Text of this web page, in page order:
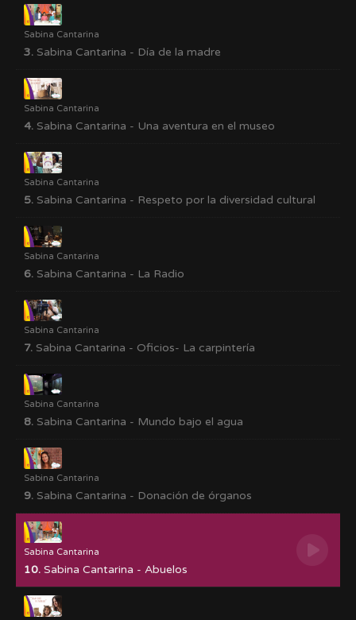
Sabina Cantarina
3. Sabina Cantarina - Día de la madre
Sabina Cantarina
4. Sabina Cantarina - Una aventura en el museo
Sabina Cantarina
5. Sabina Cantarina - Respeto por la diversidad cultural
Sabina Cantarina
6. Sabina Cantarina - La Radio
Sabina Cantarina
7. Sabina Cantarina - Oficios- La carpintería
Sabina Cantarina
8. Sabina Cantarina - Mundo bajo el agua
Sabina Cantarina
9. Sabina Cantarina - Donación de órganos
Sabina Cantarina
10. Sabina Cantarina - Abuelos